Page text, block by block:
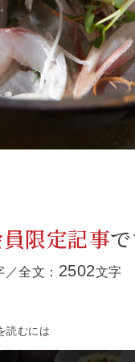
限定記事
／全文： 2502文字
読むには